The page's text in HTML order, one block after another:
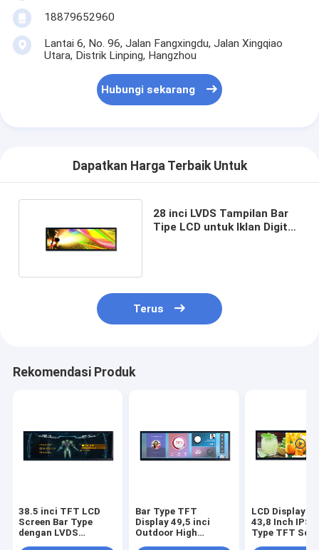
18879652960
Lantai 6, No. 96, Jalan Fangxingdu, Jalan Xingqiao
Utara, Distrik Linping, Hangzhou
Hubungi sekarang
Dapatkan Harga Terbaik Untuk
28 inci LVDS Tampilan Bar
Tipe LCD untuk Iklan Digital
Terus
Rekomendasi Produk
38.5 inci TFT LCD
Screen Bar Type
dengan LVDS
Bar Type TFT
Display 49,5 inci
Outdoor High
LCD Display
43,8 Inch IPS
Type TFT